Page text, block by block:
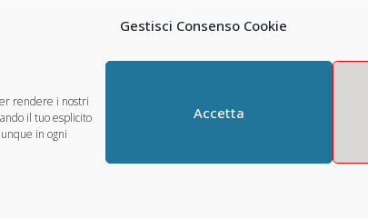
Gestisci Consenso Cookie
rendere i nostri
il tuo esplicito
in ogni
Accetta
- Perugia